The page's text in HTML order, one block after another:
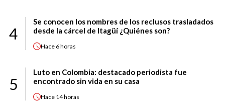
4
Se conocen los nombres de los reclusos trasladados
desde la cárcel de Itagüí ¿Quiénes son?
Hace 6 horas
5
Luto en Colombia: destacado periodista fue
encontrado sin vida en su casa
Hace 14 horas